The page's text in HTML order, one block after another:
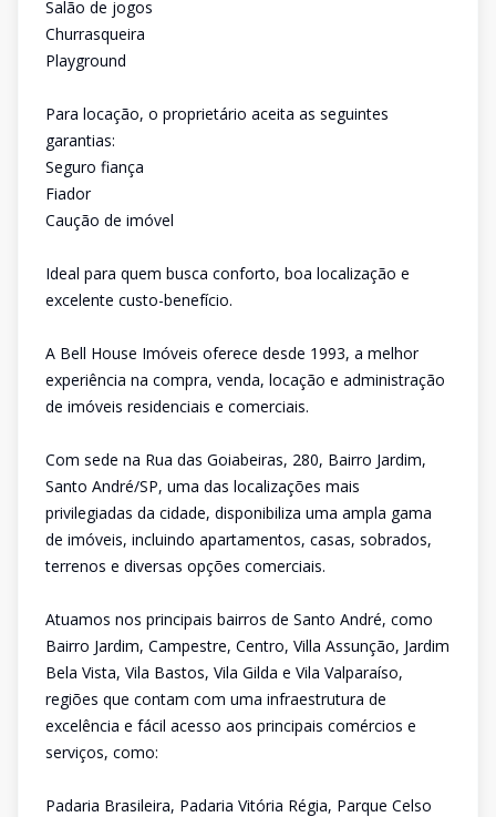
Salão de jogos
Churrasqueira
Playground
Para locação, o proprietário aceita as seguintes
garantias:
Seguro fiança
Fiador
Caução de imóvel
Ideal para quem busca conforto, boa localização e
excelente custo-benefício.
A Bell House Imóveis oferece desde 1993, a melhor
experiência na compra, venda, locação e administração
de imóveis residenciais e comerciais.
Com sede na Rua das Goiabeiras, 280, Bairro Jardim,
Santo André/SP, uma das localizações mais
privilegiadas da cidade, disponibiliza uma ampla gama
de imóveis, incluindo apartamentos, casas, sobrados,
terrenos e diversas opções comerciais.
Atuamos nos principais bairros de Santo André, como
Bairro Jardim, Campestre, Centro, Villa Assunção, Jardim
Bela Vista, Vila Bastos, Vila Gilda e Vila Valparaíso,
regiões que contam com uma infraestrutura de
excelência e fácil acesso aos principais comércios e
serviços, como:
Padaria Brasileira, Padaria Vitória Régia, Parque Celso